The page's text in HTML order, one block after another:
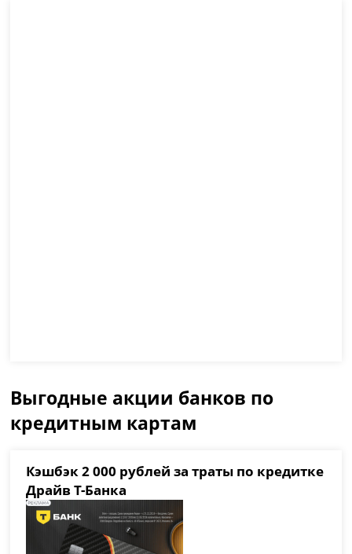
Выгодные акции банков по
кредитным картам
Кэшбэк 2 000 рублей за траты по кредитке
Драйв Т-Банка